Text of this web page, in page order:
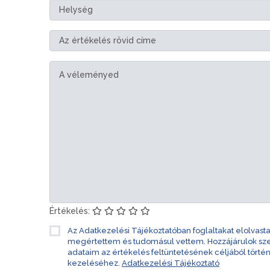
Értékelés:
Az Adatkezelési Tájékoztatóban foglaltakat
megértettem és tudomásul vettem. Hozzájárulok
adataim az értékelés feltüntetésének céljából
kezeléséhez. Adatkezelési Tájékoztató